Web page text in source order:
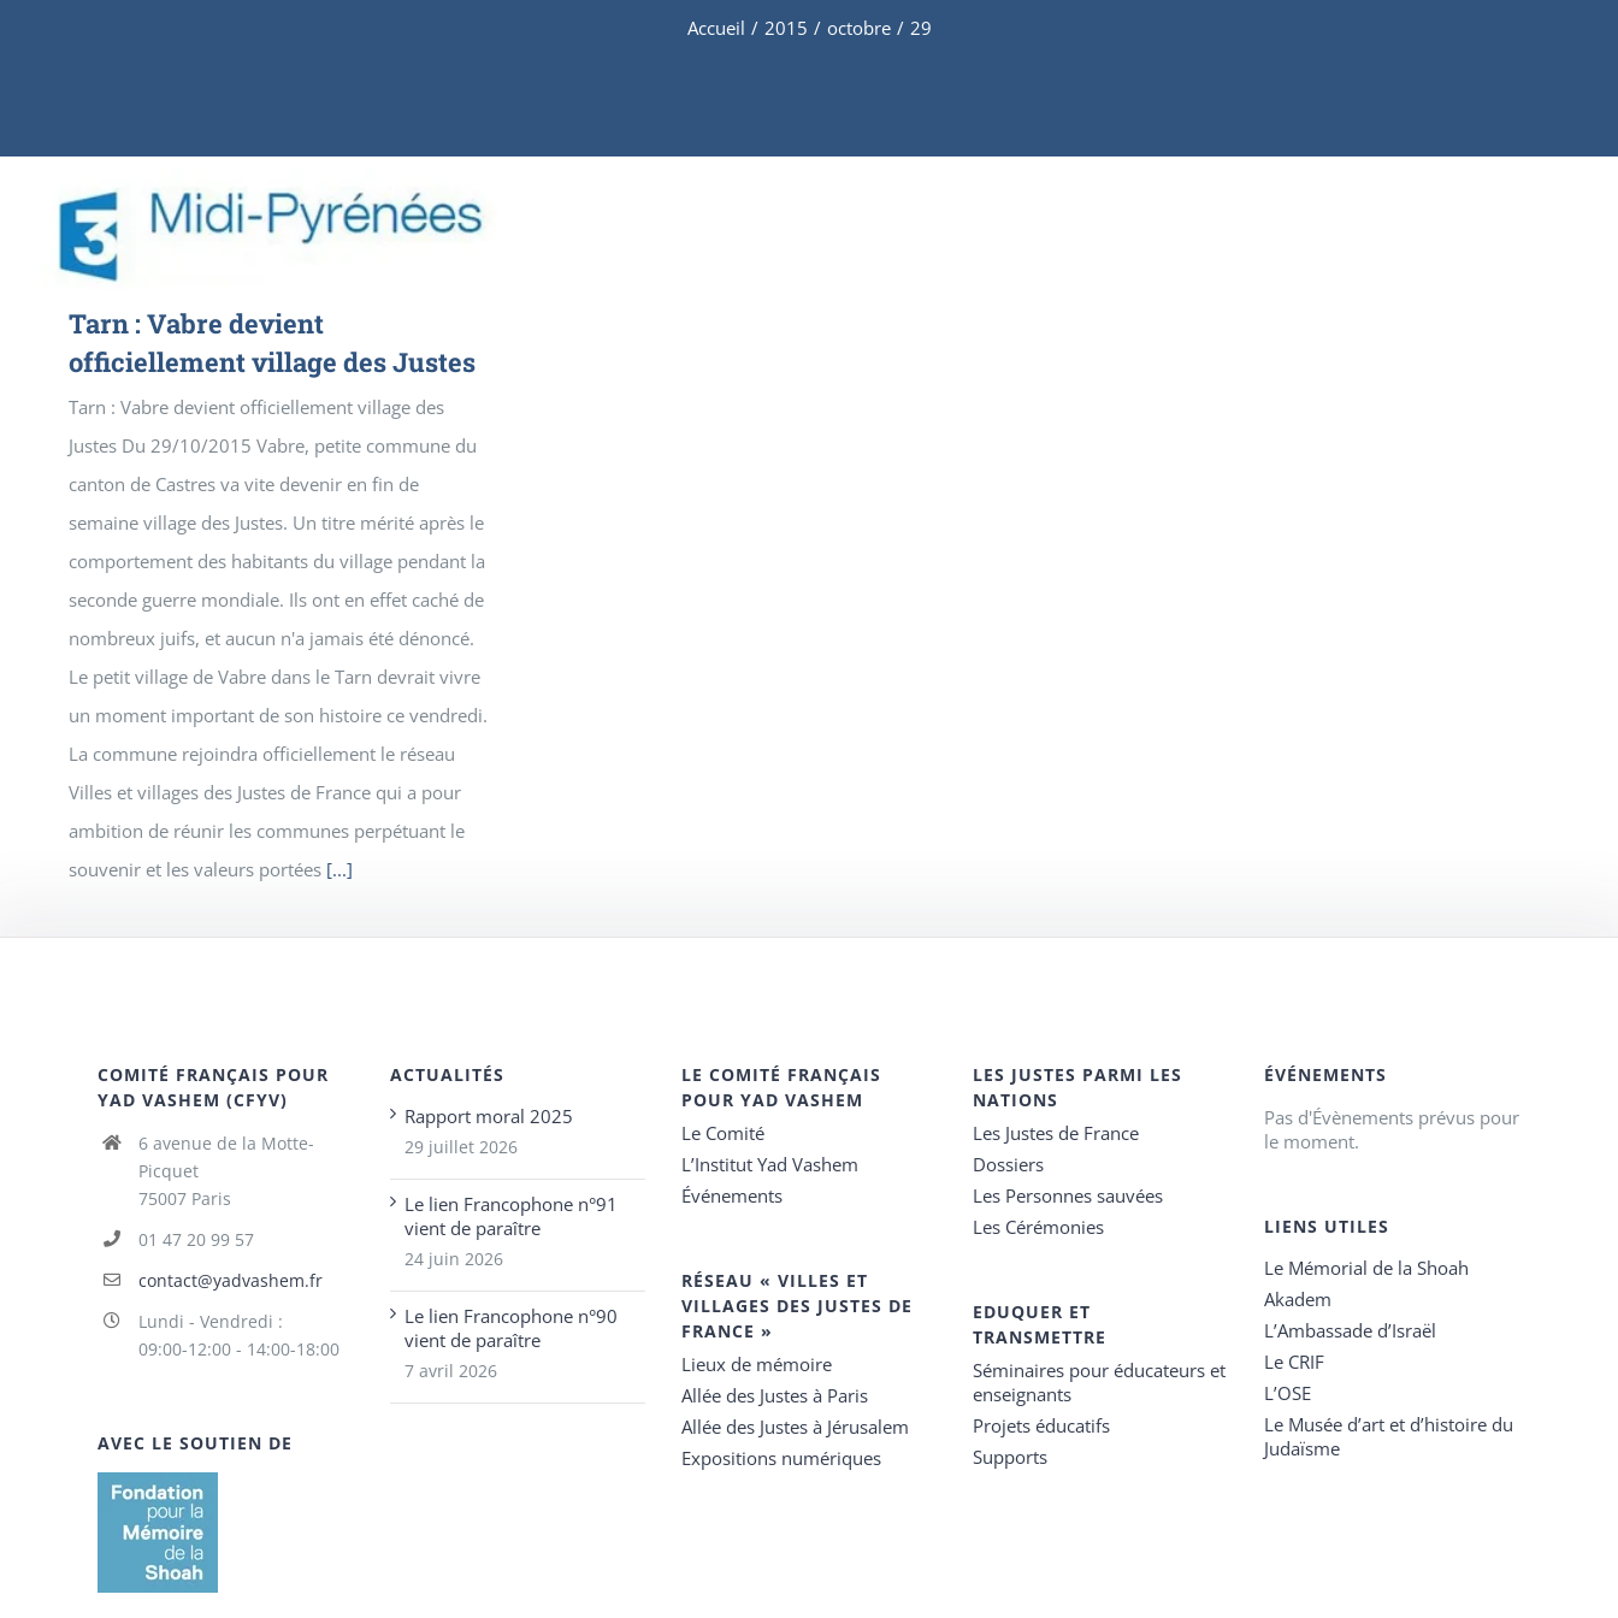
Accueil / 2015 / octobre / 29
Tarn : Vabre devient
officiellement village des Justes
Tarn : Vabre devient officiellement village des
Justes Du 29/10/2015 Vabre, petite commune du
canton de Castres va vite devenir en fin de
semaine village des Justes. Un titre mérité après le
comportement des habitants du village pendant la
seconde guerre mondiale. Ils ont en effet caché de
nombreux juifs, et aucun n'a jamais été dénoncé.
Le petit village de Vabre dans le Tarn devrait vivre
un moment important de son histoire ce vendredi.
La commune rejoindra officiellement le réseau
Villes et villages des Justes de France qui a pour
ambition de réunir les communes perpétuant le
souvenir et les valeurs portées [...]
COMITÉ FRANÇAIS POUR
YAD VASHEM (CFYV)
6 avenue de la Motte-
Picquet
75007 Paris
01 47 20 99 57
contact@yadvashem.fr
Lundi - Vendredi :
09:00-12:00 - 14:00-18:00
AVEC LE SOUTIEN DE
ACTUALITÉS
Rapport moral 2025
29 juillet 2026
Le lien Francophone n°91
vient de paraître
24 juin 2026
Le lien Francophone n°90
vient de paraître
7 avril 2026
LE COMITÉ FRANÇAIS
POUR YAD VASHEM
Le Comité
L’Institut Yad Vashem
Événements
RÉSEAU « VILLES ET
VILLAGES DES JUSTES DE
FRANCE »
Lieux de mémoire
Allée des Justes à Paris
Allée des Justes à Jérusalem
Expositions numériques
LES JUSTES PARMI LES
NATIONS
Les Justes de France
Dossiers
Les Personnes sauvées
Les Cérémonies
EDUQUER ET
TRANSMETTRE
Séminaires pour éducateurs et
enseignants
Projets éducatifs
Supports
ÉVÉNEMENTS
Pas d'Évènements prévus pour
le moment.
LIENS UTILES
Le Mémorial de la Shoah
Akadem
L’Ambassade d’Israël
Le CRIF
L’OSE
Le Musée d’art et d’histoire du
Judaïsme